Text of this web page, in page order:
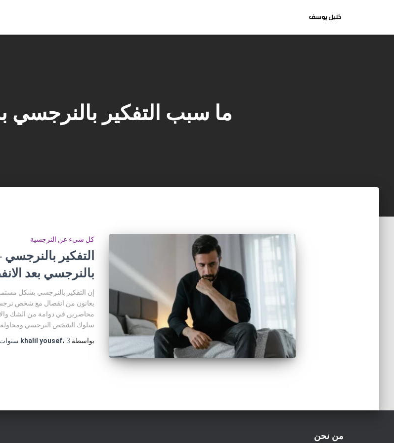
ما سبب التفكير
كل شيء عن النرجسية
التفكير
بالنرجسي بعد
إن التفكير بالنرجسي بشكل
يعانون من انفصال مع شخص
محاصرين في دوامة من الشك
سلوك الشخص النرجسي ومحاولة
بواسطة
khalil yousef، 3 سنوات
من نحن